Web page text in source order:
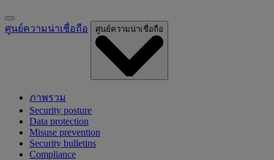
ศูนย์ความน่าเชื่อถือ ศูนย์ความน่าเชื่อถือ
ภาพรวม
Security posture
Data protection
Misuse prevention
Security bulletins
Compliance